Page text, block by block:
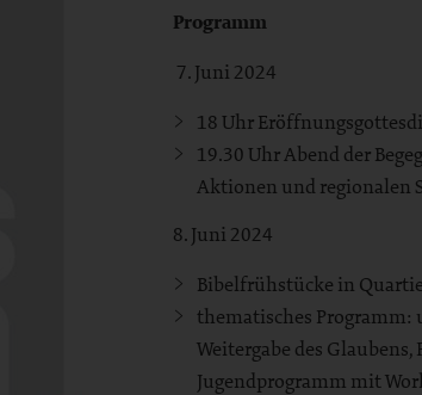
Programm
7. Juni 2024
18 Uhr
19.30 Uhr Abend der
Aktionen und regionalen
8. Juni 2024
Bibelfrühstücke in
thematisches Programm:
Weitergabe des
Jugendprogramm mit